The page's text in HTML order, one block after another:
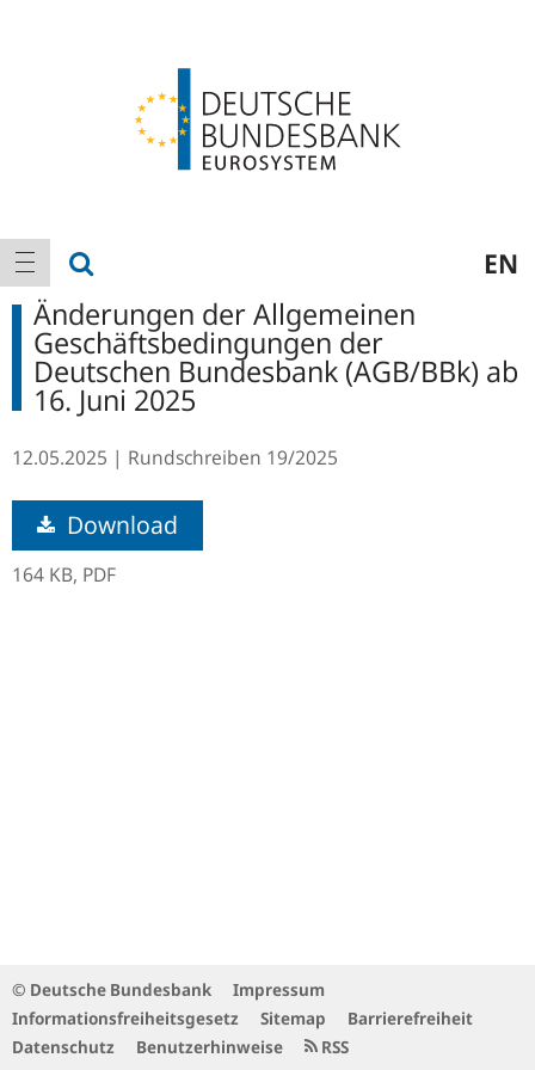
Hauptnavigation
Navigation anzeigen EN
Änderungen der Allgemeinen
Geschäftsbedingungen der
Deutschen Bundesbank (AGB/BBk) ab
16. Juni 2025
12.05.2025 Rundschreiben 19/2025
Download
164 KB, PDF
© Deutsche Bundesbank
Impressum
Informationsfreiheitsgesetz
Sitemap
Barrierefreiheit
Datenschutz
Benutzerhinweise RSS